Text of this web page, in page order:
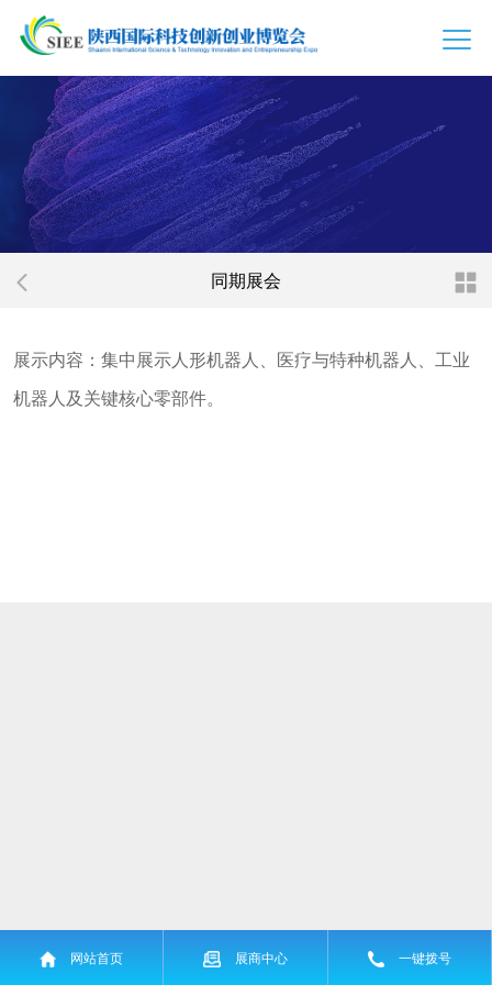
同期展会
展示内容：集中展示人形机器人、医疗与特种机器人、工业
机器人及关键核心零部件。
网站首页 展商中心 一键拨号